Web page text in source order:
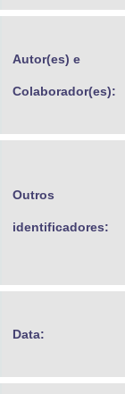
Advocacia-Geral da União
Planalto
Autor(es) e
Colaborador(es):
Outros
identificadores:
Data: